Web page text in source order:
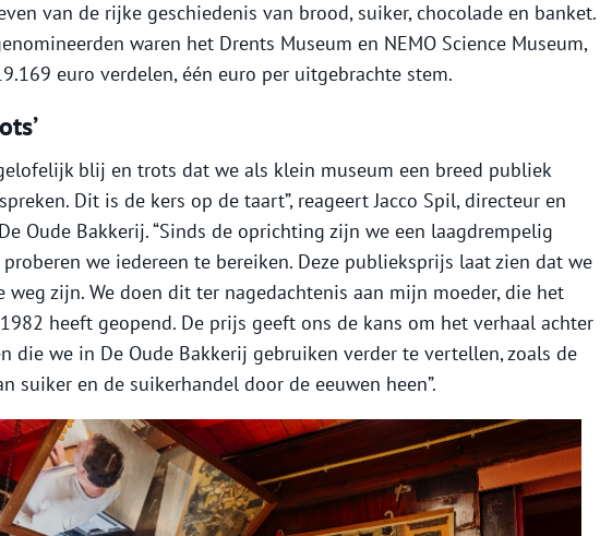
van de rijke geschiedenis van brood, suiker, chocolade en banket.
waren het Drents Museum en NEMO Science Museum,
euro verdelen, één euro per uitgebrachte stem.
blij en trots dat we als klein museum een breed publiek
Dit is de kers op de taart”, reageert Jacco Spil, directeur en
Oude Bakkerij. “Sinds de oprichting zijn we een laagdrempelig
we iedereen te bereiken. Deze publieksprijs laat zien dat we
weg zijn. We doen dit ter nagedachtenis aan mijn moeder, die het
heeft geopend. De prijs geeft ons de kans om het verhaal achter
die we in De Oude Bakkerij gebruiken verder te vertellen, zoals de
suiker en de suikerhandel door de eeuwen heen”.